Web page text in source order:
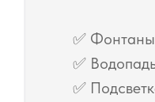
✅ Фонтаны
✅
✅